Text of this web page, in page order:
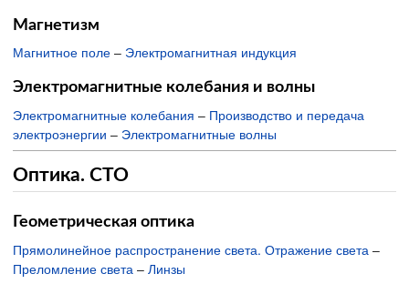
Магнетизм
Магнитное поле – Электромагнитная индукция
Электромагнитные колебания и волны
Электромагнитные колебания – Производство и передача
электроэнергии – Электромагнитные волны
Оптика. СТО
Геометрическая оптика
Прямолинейное распространение света. Отражение света –
Преломление света – Линзы